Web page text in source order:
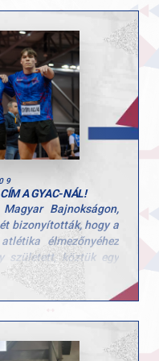
indulhat a március
kerülő Dobó
képviseli majd a
szezonban elért
kívánunk a válogatott
A GYAC-NÁL!
Bajnokságon,
bizonyították, hogy a
élmezőnyéhez
született, köztük egy
5,42 méteres
6. magyar bajnoki
hosszú nemzetközi